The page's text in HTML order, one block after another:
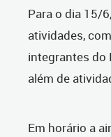
Para o dia 15/
atividades,
integrantes do
além de
Em horário a